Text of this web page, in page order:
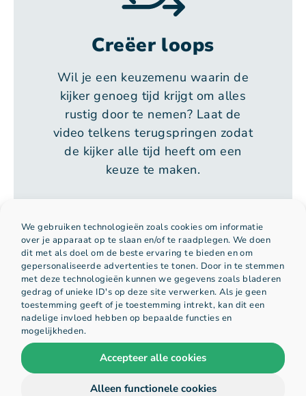
We gebruiken technologieën zoals cookies om informatie
over je apparaat op te slaan en/of te raadplegen. We doen
dit met als doel om de beste ervaring te bieden en om
gepersonaliseerde advertenties te tonen. Door in te stemmen
met deze technologieën kunnen we gegevens zoals bladeren
gedrag of unieke ID's op deze site verwerken. Als je geen
toestemming geeft of je toestemming intrekt, kan dit een
nadelige invloed hebben op bepaalde functies en
mogelijkheden.
Accepteer alle cookies
Alleen functionele cookies
Creëer loops
Wil je een keuzemenu waarin de
kijker genoeg tijd krijgt om alles
rustig door te nemen? Laat de
video telkens terugspringen zodat
de kijker alle tijd heeft om een
keuze te maken.
Bepaal het verloop van
de video
Met de Spring naar interactie bepaal jij wat de
kijker ziet. Wanneer jij instelt dat een deel
moet worden overgeslagen, doet de video dit
automatisch. Zo kan je een lange YouTube-
video eenvoudig inkorten!